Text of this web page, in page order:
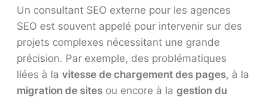
Un consultant SEO externe pour les agences
SEO est souvent appelé pour intervenir sur des
projets complexes nécessitant une grande
précision. Par exemple, des problématiques
liées à la vitesse de chargement des pages, à la
migration de sites ou encore à la gestion du